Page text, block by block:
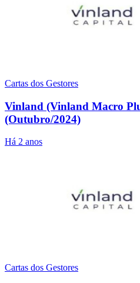
Cartas dos Gestores
Vinland (Vinland Macro
(Outubro/2024)
Há 2 anos
Cartas dos Gestores